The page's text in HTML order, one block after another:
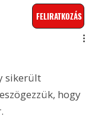
FELIRATKOZÁS
sikerült
hogy